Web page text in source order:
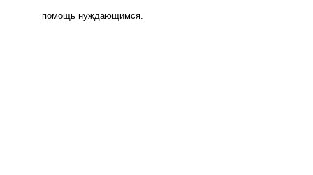
помощь нуждающимся.